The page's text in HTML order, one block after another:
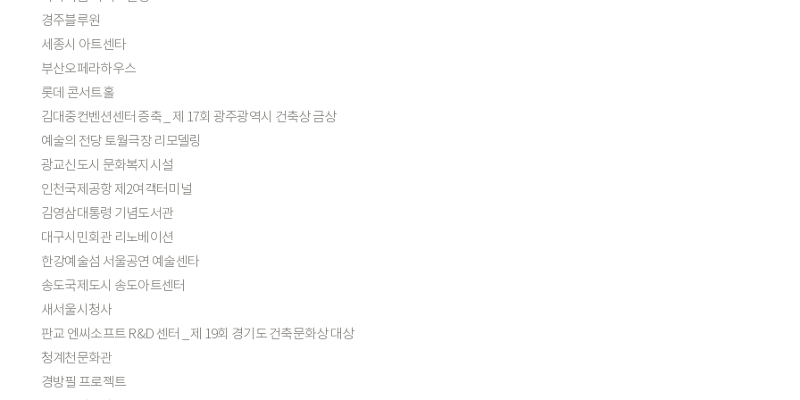
경주블루원
세종시 아트센타
부산오페라하우스
롯데 콘서트홀
김대중컨벤션센터 증축 _ 제 17회 광주광역시 건축상 금상
예술의 전당 토월극장 리모델링
광교신도시 문화복지시설
인천국제공항 제2여객터미널
김영삼대통령 기념도서관
대구시민회관 리노베이션
한강예술섬 서울공연 예술센타
송도국제도시 송도아트센터
새서울시청사
판교 엔씨소프트 R&D 센터 _ 제 19회 경기도 건축문화상 대상
청계천문화관
경방필 프로젝트